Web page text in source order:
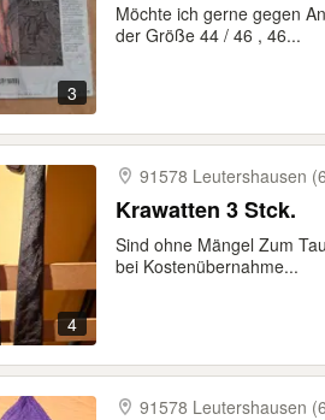
3
Möchte ich gerne gegen
der Größe 44 / 46 , 46...
4
91578 Leutershausen
Krawatten 3 Stck.
Sind ohne Mängel Zum
bei Kostenübernahme...
91578 Leutershausen